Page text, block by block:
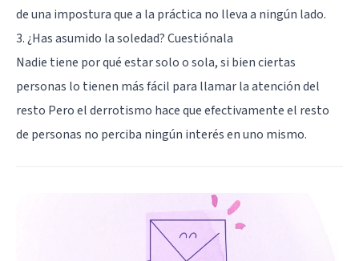
de una impostura que a la práctica no lleva a ningún lado.
3. ¿Has asumido la soledad? Cuestiónala
Nadie tiene por qué estar solo o sola, si bien ciertas
personas lo tienen más fácil para llamar la atención del
resto Pero el derrotismo hace que efectivamente el resto
de personas no perciba ningún interés en uno mismo.